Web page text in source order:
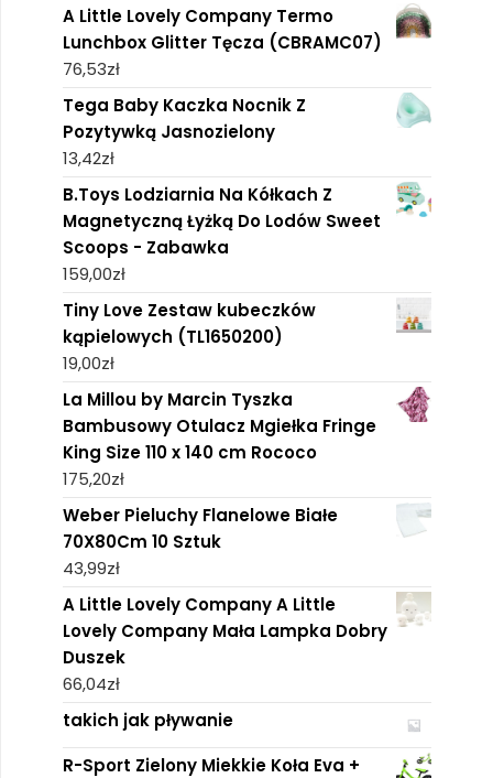
A Little Lovely Company Termo
Lunchbox Glitter Tęcza (CBRAMC07)
76,53zł
Tega Baby Kaczka Nocnik Z
Pozytywką Jasnozielony
13,42zł
B.Toys Lodziarnia Na Kółkach Z
Magnetyczną Łyżką Do Lodów Sweet
Scoops - Zabawka
159,00zł
Tiny Love Zestaw kubeczków
kąpielowych (TL1650200)
19,00zł
La Millou by Marcin Tyszka
Bambusowy Otulacz Mgiełka Fringe
King Size 110 x 140 cm Rococo
175,20zł
Weber Pieluchy Flanelowe Białe
70X80Cm 10 Sztuk
43,99zł
A Little Lovely Company A Little
Lovely Company Mała Lampka Dobry
Duszek
66,04zł
takich jak pływanie
R-Sport Zielony Miekkie Koła Eva +